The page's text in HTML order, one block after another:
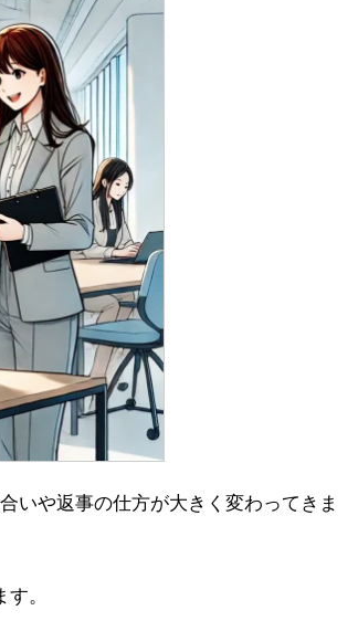
いや返事の仕方が大きく変わってきま
。